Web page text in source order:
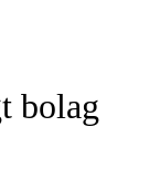
bolag